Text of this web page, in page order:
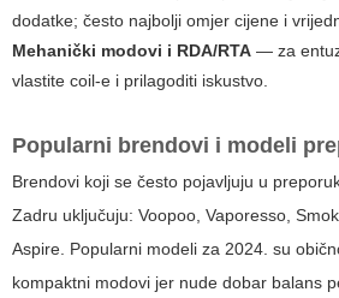
dodatke; često najbolji omjer cijene i
Mehanički modovi i RDA/RTA — za
vlastite coil-e i prilagoditi iskustvo.
Popularni brendovi i modeli
Brendovi koji se često pojavljuju u
Zadru uključuju: Voopoo, Vaporesso, Smok
Aspire. Popularni modeli za 2024. su
kompaktni modovi jer nude dobar balans